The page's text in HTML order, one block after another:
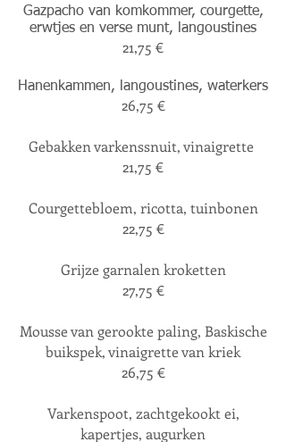
Gazpacho van komkommer, courgette,
erwtjes en verse munt, langoustines
21,75 €
Hanenkammen, langoustines, waterkers
26,75 €
Gebakken varkenssnuit, vinaigrette
21,75 €
Courgettebloem, ricotta, tuinbonen
22,75 €
Grijze garnalen kroketten
27,75 €
Mousse van gerookte paling, Baskische
buikspek, vinaigrette van kriek
26,75 €
Varkenspoot, zachtgekookt ei,
kapertjes, augurken